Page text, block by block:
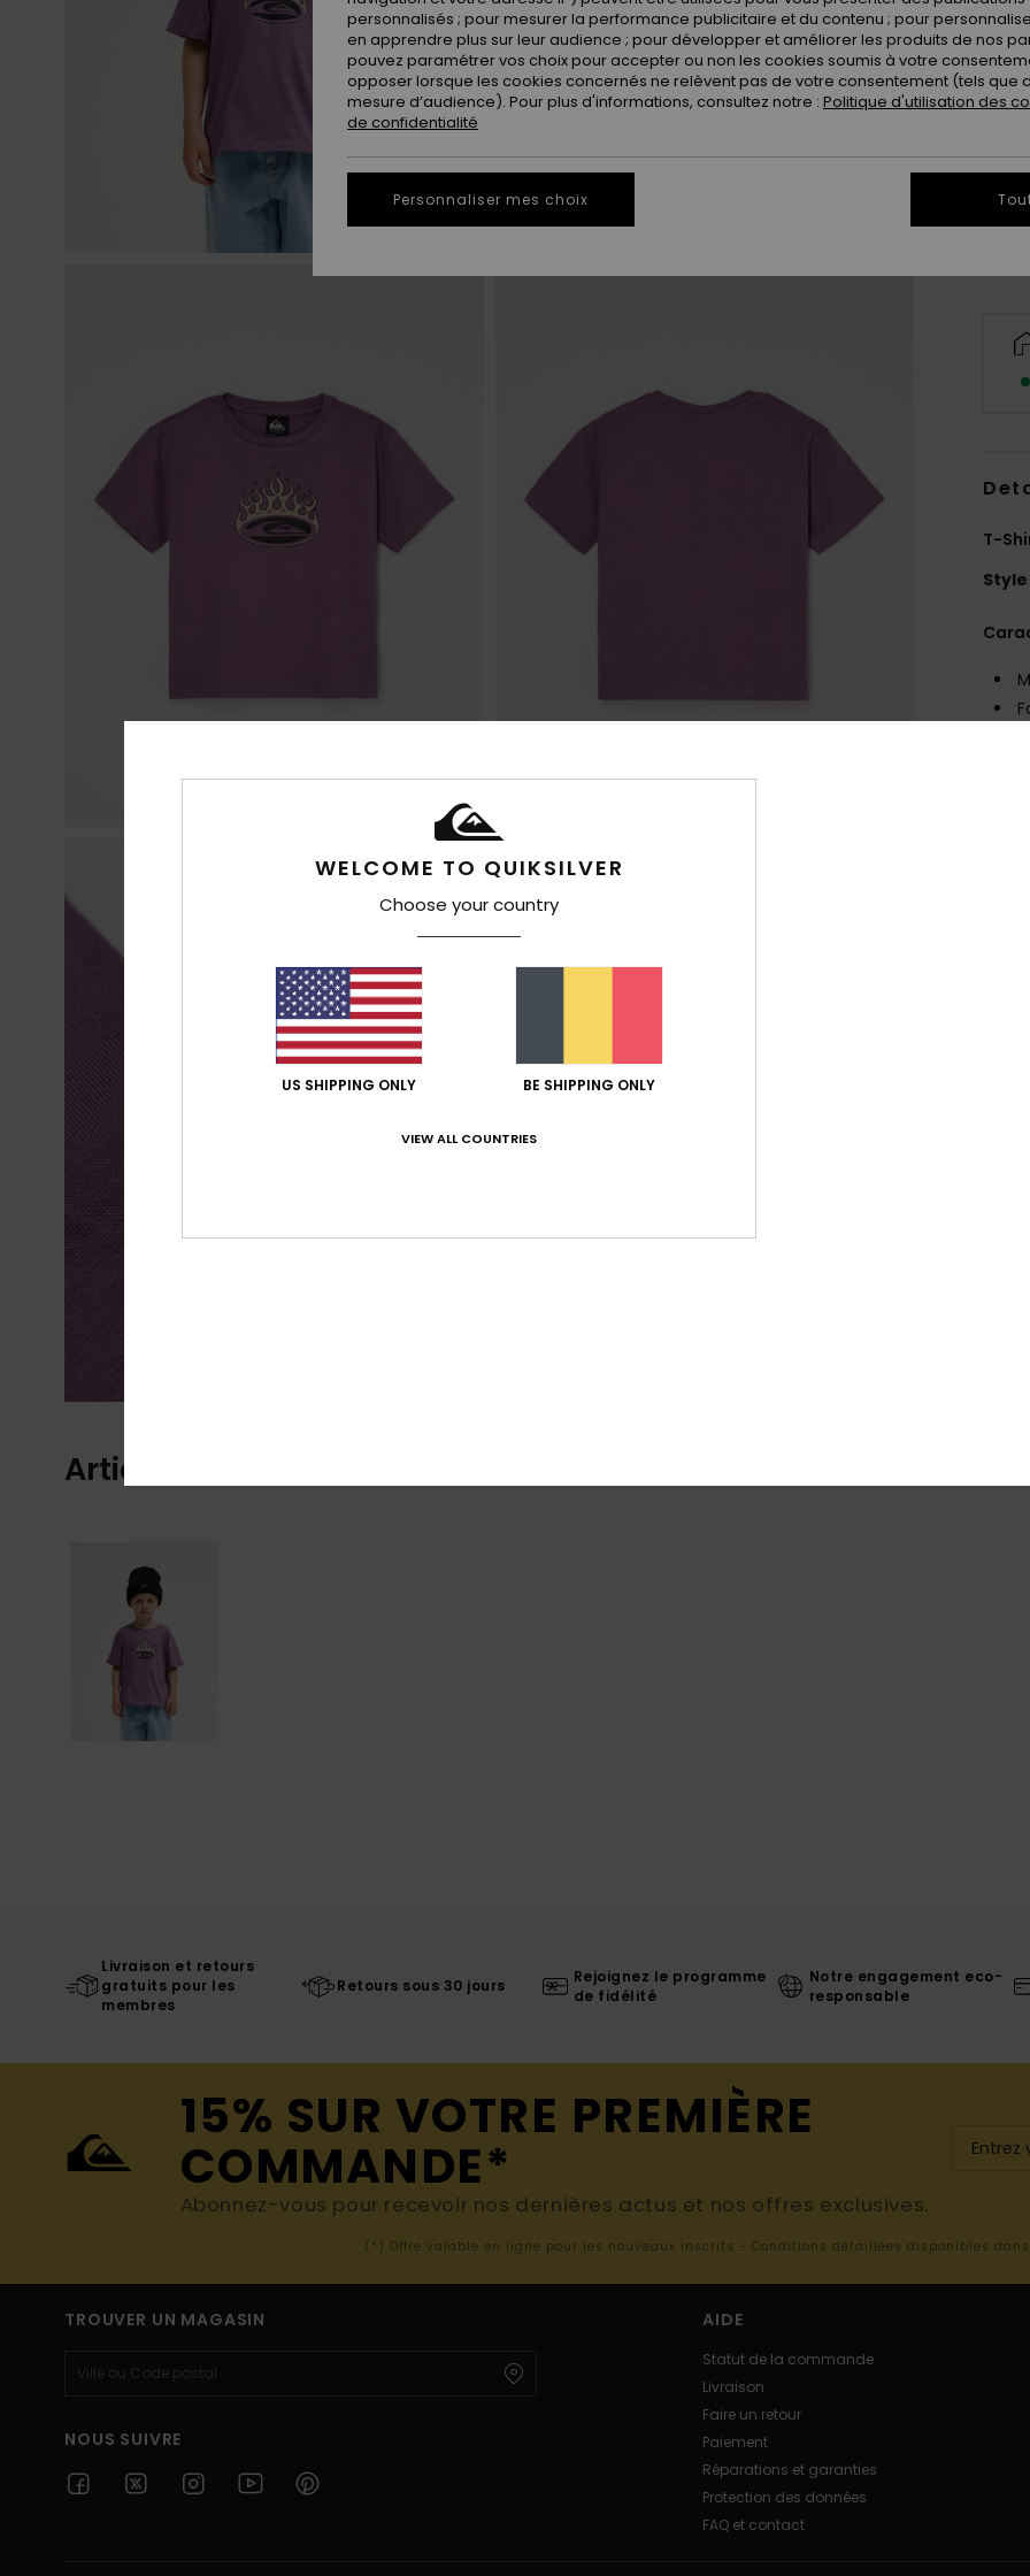
T-
Style
Articles vus récemment
Livraison et retours
gratuits pour les
membres
Retours sous 30 jours
Rejoignez le programme
de fidélité
Notre engagement eco-
responsable
15% SUR VOTRE PREMIÈRE
COMMANDE*
Abonnez-vous pour recevoir nos dernières actus et nos offres exclusives.
(*) Offre valable en ligne pour les nouveaux inscrits - Conditions détaillées disponibles
TROUVER UN MAGASIN
NOUS SUIVRE
AIDE
Statut de la commande
Livraison
Faire un retour
Paiement
Réparations et garanties
Protection des données
FAQ et contact
WELCOME TO QUIKSILVER
Choose your country
US SHIPPING ONLY BE SHIPPING ONLY
VIEW ALL COUNTRIES
personnalisés ; pour mesurer la performance publicitaire et du contenu ; pour
en apprendre plus sur leur audience ; pour développer et améliorer les produits de nos
pouvez paramétrer vos choix pour accepter ou non les cookies soumis à votre
opposer lorsque les cookies concernés ne relèvent pas de votre consentement (tels que
mesure d’audience). Pour plus d'informations, consultez notre : Politique d'utilisation des
de confidentialité
Personnaliser mes choix